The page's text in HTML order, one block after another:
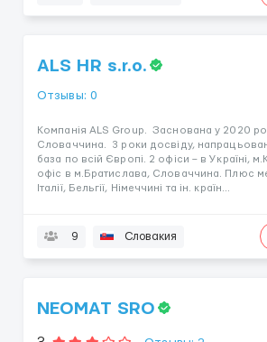
ALS HR s.r.o.
Отзывы: 0
Компанія ALS Group. Заснована у 2020
Словаччина. 3 роки досвіду,
база по всій Європі. 2 офіси – в Україні,
офіс в м.Братислава, Словаччина. Плюс
Італії, Бельгії, Німеччині та ін. країн...
9 Словакия
NEOMAT SRO